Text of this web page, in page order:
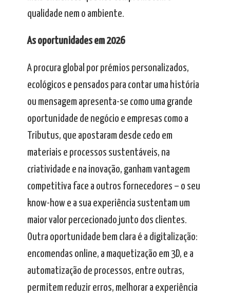
qualidade nem o ambiente.
As oportunidades em 2026
A procura global por prémios personalizados,
ecológicos e pensados para contar uma história
ou mensagem apresenta-se como uma grande
oportunidade de negócio e empresas como a
Tributus, que apostaram desde cedo em
materiais e processos sustentáveis, na
criatividade e na inovação, ganham vantagem
competitiva face a outros fornecedores – o seu
know-how e a sua experiência sustentam um
maior valor percecionado junto dos clientes.
Outra oportunidade bem clara é a digitalização:
encomendas online, a maquetização em 3D, e a
automatização de processos, entre outras,
permitem reduzir erros, melhorar a experiência